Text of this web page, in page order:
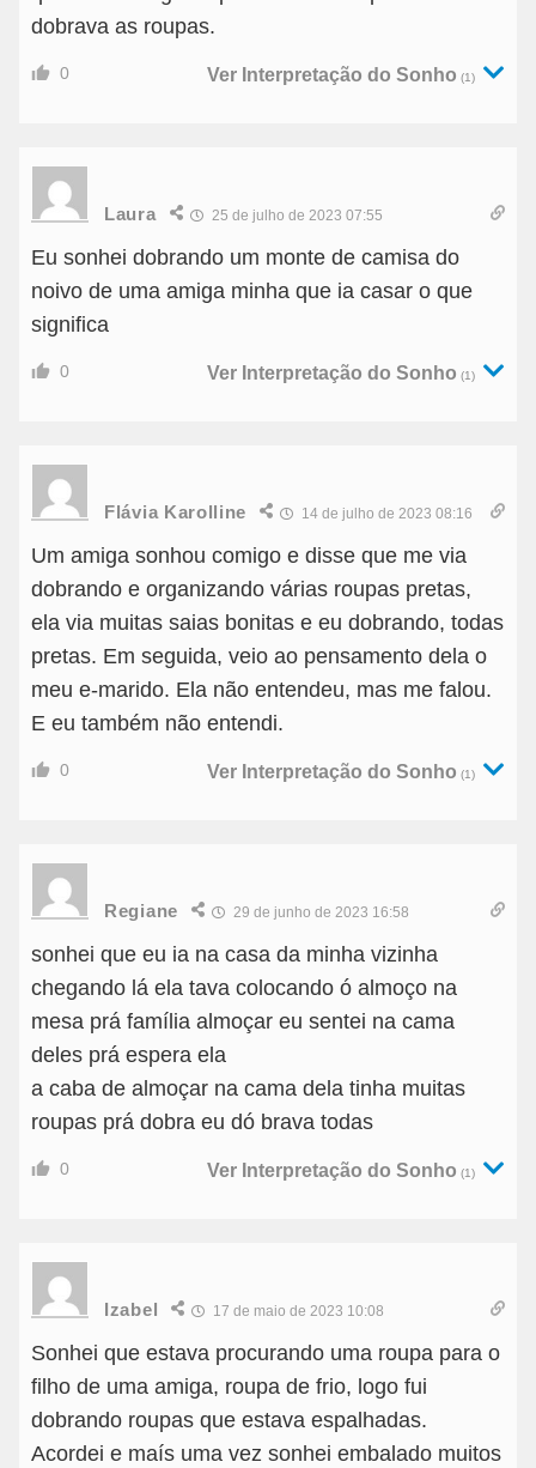
dobrava as roupas.
0 Ver Interpretação do Sonho (1)
Laura 25 de julho de 2023 07:55
Eu sonhei dobrando um monte de camisa do
noivo de uma amiga minha que ia casar o que
significa
0 Ver Interpretação do Sonho (1)
Flávia Karolline 14 de julho de 2023 08:16
Um amiga sonhou comigo e disse que me via
dobrando e organizando várias roupas pretas,
ela via muitas saias bonitas e eu dobrando, todas
pretas. Em seguida, veio ao pensamento dela o
meu e-marido. Ela não entendeu, mas me falou.
E eu também não entendi.
0 Ver Interpretação do Sonho (1)
Regiane 29 de junho de 2023 16:58
sonhei que eu ia na casa da minha vizinha
chegando lá ela tava colocando ó almoço na
mesa prá família almoçar eu sentei na cama
deles prá espera ela
a caba de almoçar na cama dela tinha muitas
roupas prá dobra eu dó brava todas
0 Ver Interpretação do Sonho (1)
Izabel 17 de maio de 2023 10:08
Sonhei que estava procurando uma roupa para o
filho de uma amiga, roupa de frio, logo fui
dobrando roupas que estava espalhadas.
Acordei e maís uma vez sonhei embalado muitos